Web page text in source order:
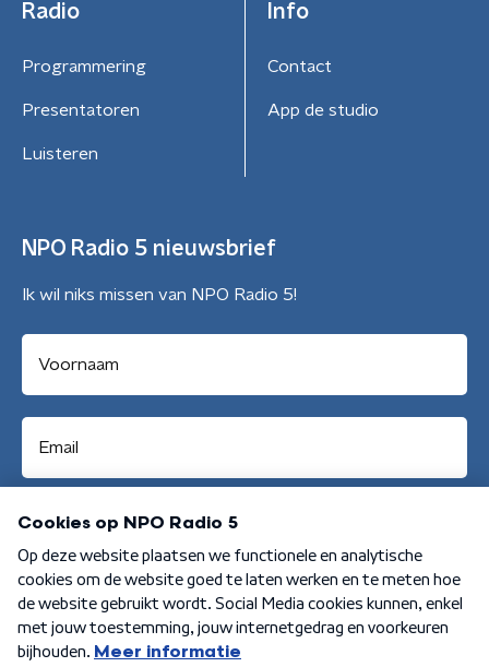
Radio
Programmering
Presentatoren
Luisteren
Info
Contact
App de studio
NPO Radio 5 nieuwsbrief
Ik wil niks missen van NPO Radio 5!
Aanmelden
Algemene voorwaarden